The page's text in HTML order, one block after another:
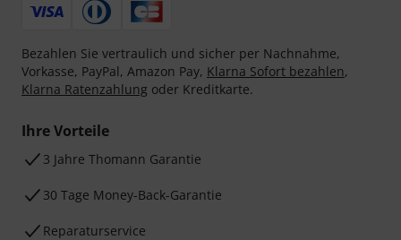
Bezahlen Sie vertraulich und sicher per Nachnahme,
Vorkasse, PayPal, Amazon Pay, Klarna Sofort bezahlen,
Klarna Ratenzahlung oder Kreditkarte.
Ihre Vorteile
3 Jahre Thomann Garantie
30 Tage Money-Back-Garantie
Reparaturservice